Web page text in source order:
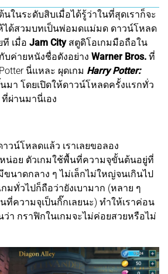
นในระดับสิบเมื่อได้รู้ว่าในที่สุดเราก็จะ
ด้สวมบทเป็นพ่อมดแม่มด ดาวน์โหลด
เมื่อ Jam Cityสตูดิโอเกมมือถือใน
บค่ายหนังชื่อดังอย่าง Warner Bros. ที่
นี่แหละ ผุดเกม Harry Potter:
มา โดยเปิดให้ดาวน์โหลดครั้งแรกทั่ว
ผ่านมานี่เอง
วน์โหลดแล้ว เราเลยขอลอง
น่อย ตัวเกมใช้พื้นที่ความจุขั้นต้นอยู่ที่
ขนาดกลาง ๆ ไม่เล็กไม่ใหญ่จนเกินไป
มทั่วไปก็ถือว่ายังเบามาก (หลาย ๆ
ที่ความจุเป็นกิ๊กเลยนะ) ทำให้เราค่อน
า กราฟิกในเกมจะไม่ค่อยสวยหรือไม่